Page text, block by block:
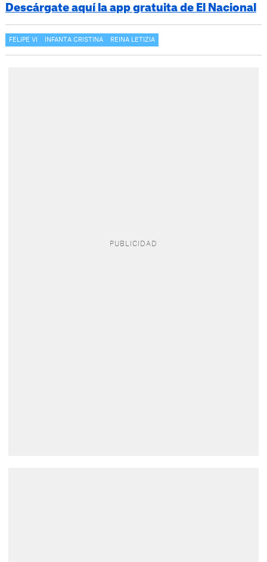
Descárgate aquí la app gratuita de El Nacional
FELIPE VI INFANTA CRISTINA REINA LETIZIA